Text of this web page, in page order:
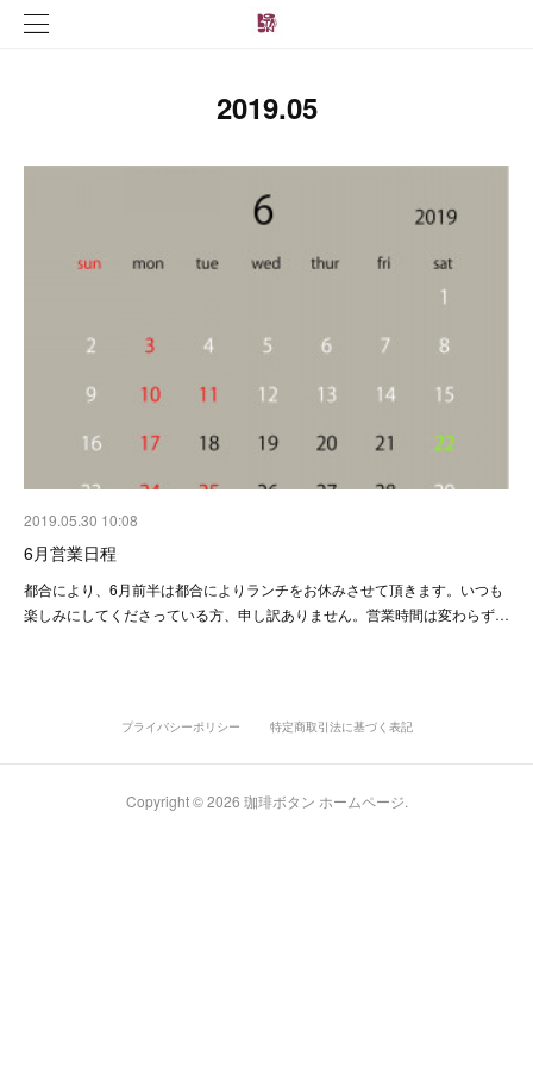
2019.05
2019.05.30 10:08
6月営業日程
都合により、6月前半は都合によりランチをお休みさせて頂きます。いつも
楽しみにしてくださっている方、申し訳ありません。営業時間は変わらず…
プライバシーポリシー 特定商取引法に基づく表記
Copyright ©2026 珈琲ボタン ホームページ.